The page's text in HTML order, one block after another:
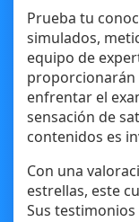
Prueba tu
simulados,
equipo de
proporcionarán
enfrentar el
sensación de
contenidos es
Con una
estrellas, este
Sus